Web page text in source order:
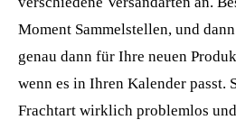
Moment Sammelstellen, und
genau dann für Ihre neuen
wenn es in Ihren Kalender passt.
Frachtart wirklich problemlos